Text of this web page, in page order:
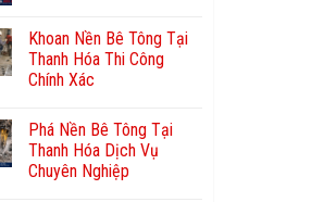
Khoan Nền Bê Tông Tại
Thanh Hóa Thi Công
Chính Xác
Phá Nền Bê Tông Tại
Thanh Hóa Dịch Vụ
Chuyên Nghiệp